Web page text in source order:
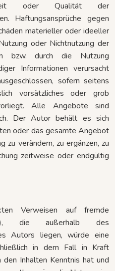
oder Qualität der
Haftungsansprüche gegen
materieller oder ideeller
oder Nichtnutzung der
bzw. durch die Nutzung
Informationen verursacht
sofern seitens
vorsätzliches oder grob
Alle Angebote sind
Der Autor behält es sich
oder das gesamte Angebot
zu verändern, zu ergänzen, zu
zeitweise oder endgültig
Verweisen auf fremde
die außerhalb des
Autors liegen, würde eine
in dem Fall in Kraft
Inhalten Kenntnis hat und